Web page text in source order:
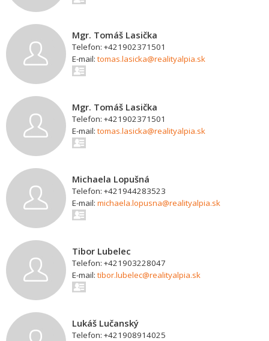
Mgr. Tomáš Lasička
Telefon: +421902371501
E-mail: tomas.lasicka@realityalpia.sk
Mgr. Tomáš Lasička
Telefon: +421902371501
E-mail: tomas.lasicka@realityalpia.sk
Michaela Lopušná
Telefon: +421944283523
E-mail: michaela.lopusna@realityalpia.sk
Tibor Lubelec
Telefon: +421903228047
E-mail: tibor.lubelec@realityalpia.sk
Lukáš Lučanský
Telefon: +421908914025